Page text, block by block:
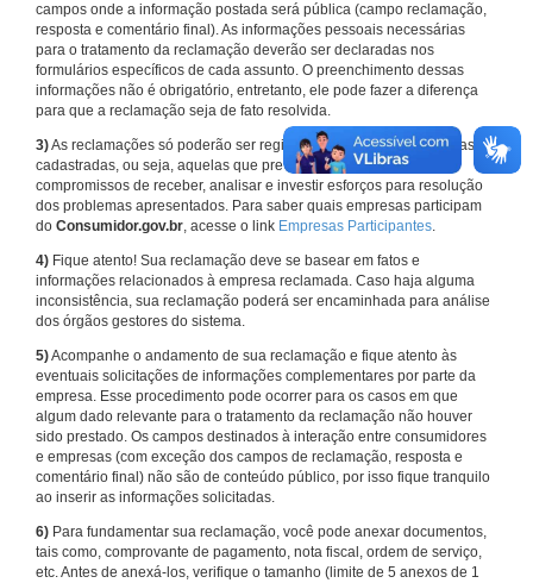
campos onde a informação postada será pública (campo reclamação,
resposta e comentário final). As informações pessoais necessárias
para o tratamento da reclamação deverão ser declaradas nos
formulários específicos de cada assunto. O preenchimento dessas
informações não é obrigatório, entretanto, ele pode fazer a diferença
para que a reclamação seja de fato resolvida.
3)As reclamações só poderão ser registradas em face de empresas
cadastradas, ou seja, aquelas que previamente assumiram
compromissos de receber, analisar e investir esforços para resolução
dos problemas apresentados. Para saber quais empresas participam
do Consumidor.gov.br, acesse o link Empresas Participantes.
4) Fique atento! Sua reclamação deve se basear em fatos e
informações relacionados à empresa reclamada. Caso haja alguma
inconsistência, sua reclamação poderá ser encaminhada para análise
dos órgãos gestores do sistema.
5)Acompanhe o andamento de sua reclamação e fique atento às
eventuais solicitações de informações complementares por parte da
empresa. Esse procedimento pode ocorrer para os casos em que
algum dado relevante para o tratamento da reclamação não houver
sido prestado. Os campos destinados à interação entre consumidores
e empresas (com exceção dos campos de reclamação, resposta e
comentário final) não são de conteúdo público, por isso fique tranquilo
ao inserir as informações solicitadas.
6) Para fundamentar sua reclamação, você pode anexar documentos,
tais como, comprovante de pagamento, nota fiscal, ordem de serviço,
etc. Antes de anexá-los, verifique o tamanho (limite de 5 anexos de 1